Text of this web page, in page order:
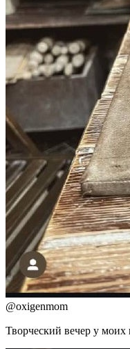
@oxigenmom
Творческий вечер у